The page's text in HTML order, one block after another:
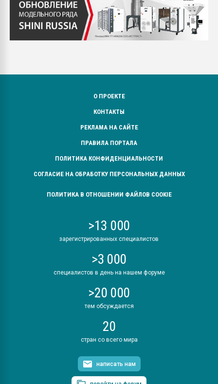
О ПРОЕКТЕ
КОНТАКТЫ
РЕКЛАМА НА САЙТЕ
ПРАВИЛА ПОРТАЛА
ПОЛИТИКА КОНФИДЕНЦИАЛЬНОСТИ
СОГЛАСИЕ НА ОБРАБОТКУ ПЕРСОНАЛЬНЫХ ДАННЫХ
ПОЛИТИКА В ОТНОШЕНИИ ФАЙЛОВ COOKIE
>13 000
зарегистрированных специалистов
>3 000
специалистов в день на нашем форуме
>20 000
тем обсуждается
20
стран со всего мира
написать нам